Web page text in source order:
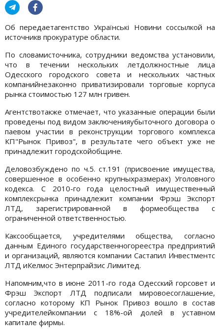
Об передаетагентство Українські Новини соссылкой на
источникв прокуратуре области.
По словамисточника, сотрудники ведомства установили,
что в течении нескольких летдолжностные лица
Одесского городского совета и нескольких частных
компанийнезаконно приватизировали торговые корпуса
рынка стоимостью 127 млн гривен.
Агентствотакже отмечает, что указанные операции были
проведены под видом заключенияубыточного договора о
паевом участии в реконструкции торгового комплекса
КП"Рынок Привоз", в результате чего объект уже не
принадлежит городскойобщине.
Деловозбуждено по ч.5. ст.191 (присвоение имущества,
совершенное в особенно крупныхразмерах) Уголовного
кодекса. С 2010-го года целостный имущественный
комплексрынка принадлежит компании Фрэш Экспорт
ЛТД, зарегистрированной в формеобщества с
ограниченной ответственностью.
Каксообщается, учредителями общества, согласно
данным Единого государственногореестра предприятий
и организаций, являются компании Састапил Инвестментс
ЛТД иКелмос Энтерпрайзис Лимитед.
Напомним,что в июне 2011-го года Одесский горсовет и
Фрэш Экспорт ЛТД подписали мировоесоглашение,
согласно которому КП Рынок Привоз вошло в состав
учредителейкомпании с 18%-ой долей в уставном
капитале фирмы.